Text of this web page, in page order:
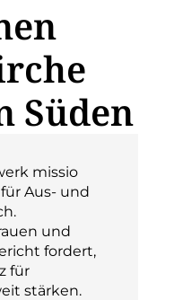
Süden
missio
Aus- und
und
fordert,
für
stärken.